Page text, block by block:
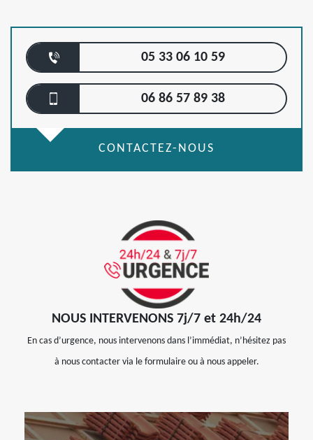
05 33 06 10 59
06 86 57 89 38
CONTACTEZ-NOUS
NOUS INTERVENONS 7j/7 et 24h/24
En cas d’urgence, nous intervenons dans l’immédiat, n’hésitez pas
à nous contacter via le formulaire ou à nous appeler.